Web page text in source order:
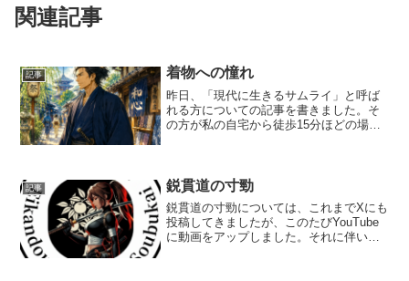
関連記事
記事 着物への憧れ
昨日、「現代に生きるサムライ」と呼ば
れる方についての記事を書きました。そ
の方が私の自宅から徒歩15分ほどの場所
うな人物なのかは、ほ...
記事 鋭貫道の寸勁
鋭貫道の寸勁については、これまでXにも
投稿してきましたが、このたびYouTube
に動画をアップしました。それに伴い、